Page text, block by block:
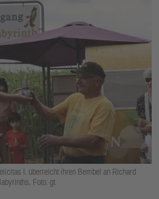
I. überreicht ihren Bembel an Richard
Foto: gt